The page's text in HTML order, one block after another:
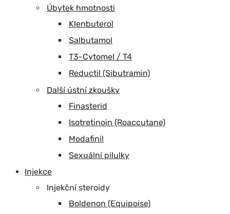
Úbytek hmotnosti
Klenbuterol
Salbutamol
T3-Cytomel / T4
Reductil (Sibutramin)
Další ústní zkoušky
Finasterid
Isotretinoin (Roaccutane)
Modafinil
Sexuální pilulky
Injekce
Injekční steroidy
Boldenon (Equipoise)